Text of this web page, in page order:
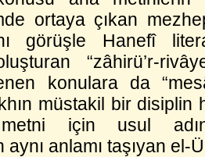
ortaya çıkan
görüşle Hanefî
“zâhirü’r-
konulara da
müstakil bir
için usul
anlamı taşıyan el-